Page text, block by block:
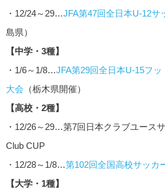
・12/24～29…JFA第47回全日本U-12サ
島県）
【中学・3種】
・1/6～1/8…JFA第29回全日本U-15フ
大会 （栃木県開催）
【高校・2種】
・12/26～29…第7回日本クラブユース
Club CUP
・12/28～1/8…第102回全国高校サッカ
【大学・1種】